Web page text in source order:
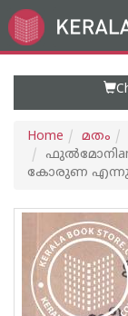
Go
to
Home മതം
കോരുണ എന്നും